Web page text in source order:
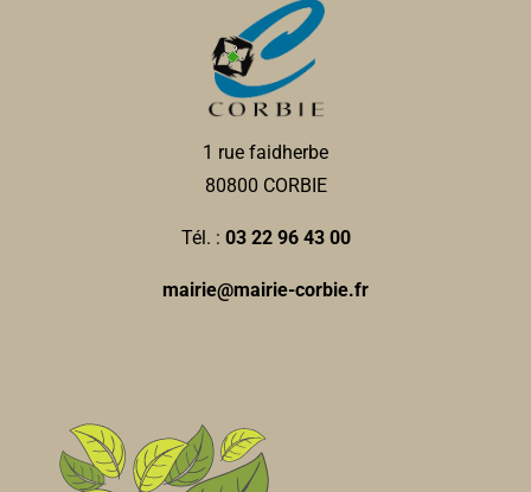
1 rue faidherbe
80800 CORBIE
Tél. : 03 22 96 43 00
mairie@mairie-corbie.fr